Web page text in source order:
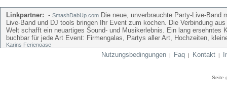
Linkpartner: - SmashDabUp.com Die neue, unverbrauchte Party-Live-Band
Live-Band und DJ tools bringen Ihr Event zum kochen. Die Verbindung
Welt schafft ein neuartiges Sound- und Musikerlebnis. Ein lang
buchbar für jede Art Event: Firmengalas, Partys aller Art, Hochzeiten,
Karins Ferienoase
Nutzungsbedingungen | Faq | Kontakt |
Seite